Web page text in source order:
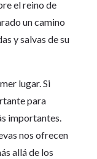
el reino de
un camino
y salvas de su
lugar. Si
para
importantes.
nos ofrecen
allá de los